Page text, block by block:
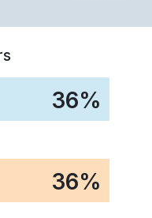
36%
36%